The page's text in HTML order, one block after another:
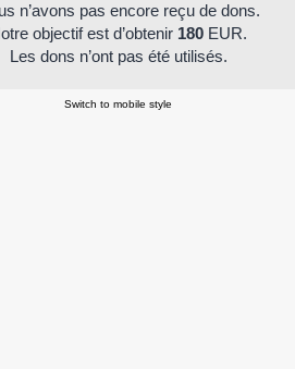
n’avons pas encore reçu de dons.
objectif est d’obtenir 180 EUR.
Les dons n’ont pas été utilisés.
Switch to mobile style